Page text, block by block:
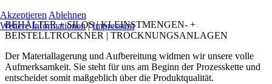
BEHÄLTER + SILOS | KLEINSTMENGEN- +
BEISTELLTROCKNER | TROCKNUNGSANLAGEN
Der Materiallagerung und Aufbereitung widmen wir unsere volle
Aufmerksamkeit. Sie steht für uns am Beginn der Prozesskette und
entscheidet somit maßgeblich über die Produktqualität.
Akzeptieren Ablehnen
Weitere Informationen|Impressum